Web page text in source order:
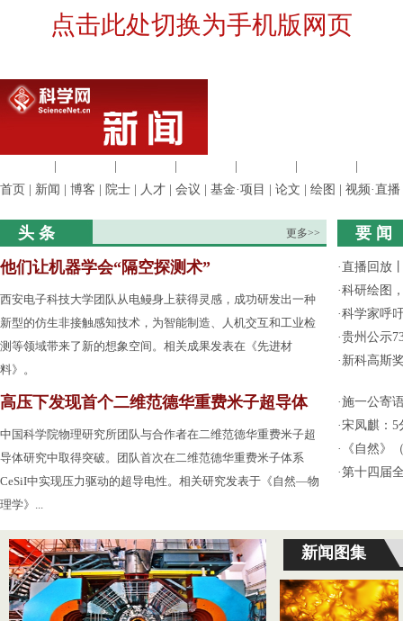
点击此处切换为手机版网页
首页
新闻 博客 院士 人才 会议 基金·项目 论文 绘图 视频·直播
头 条 更多>>
他们让机器学会“隔空探测术”
西安电子科技大学团队从电鳗身上获得灵感，成功研发出一种
新型的仿生非接触感知技术，为智能制造、人机交互和工业检
测等领域带来了新的想象空间。相关成果发表在《先进材
料》。
高压下发现首个二维范德华重费米子超导体
中国科学院物理研究所团队与合作者在二维范德华重费米子超
导体研究中取得突破。团队首次在二维范德华重费米子体系
CeSiI中实现压力驱动的超导电性。相关研究发表于《自然—物
理学》...
要 闻
·直播回放
·科研绘图
·科学家呼
·贵州公示
· 新科高斯
·施一公寄
·宋凤麒：5
·
《自然》
·第十四届
新闻图集